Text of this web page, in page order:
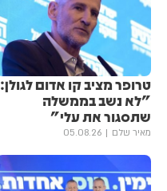
טרופר מציב קו אדום לגולן:
"לא נשב בממשלה
שתסגור את עלי"
מאיר שלם 05.08.26